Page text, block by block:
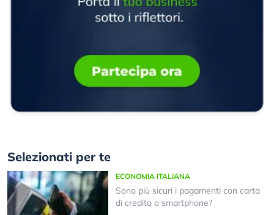
Selezionati per te
ECONOMIA ITALIANA
Sono più sicuri i pagamenti con carta
di credito o smartphone?